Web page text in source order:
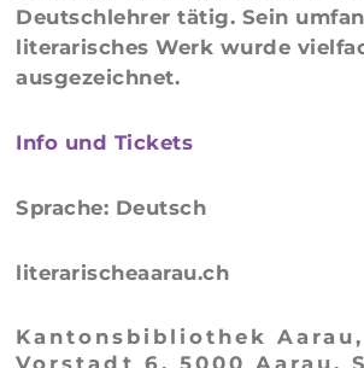
Deutschlehrer tätig. Sein
literarisches Werk wurde
ausgezeichnet.
Info und Tickets
Sprache: Deutsch
literarischeaarau.ch
Kantonsbibliothek Aarau,